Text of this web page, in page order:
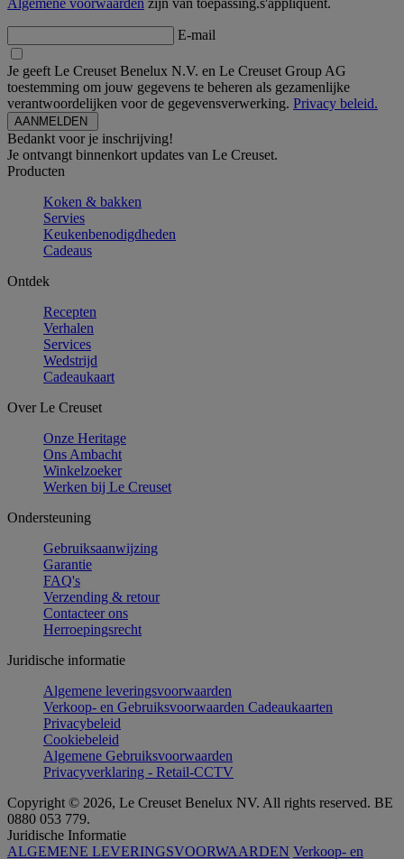
E-mail
Je geeft Le Creuset Benelux N.V. en Le Creuset Group AG
toestemming om jouw gegevens te beheren als gezamenlijke
verantwoordelijken voor de gegevensverwerking. Privacy beleid.
Bedankt voor je inschrijving!
Je ontvangt binnenkort updates van Le Creuset.
Producten
Koken & bakken
Servies
Keukenbenodigdheden
Cadeaus
Ontdek
Recepten
Verhalen
Services
Wedstrijd
Cadeaukaart
Over Le Creuset
Onze Heritage
Ons Ambacht
Winkelzoeker
Werken bij Le Creuset
Ondersteuning
Gebruiksaanwijzing
Garantie
FAQ's
Verzending & retour
Contacteer ons
Herroepingsrecht
Juridische informatie
Algemene leveringsvoorwaarden
Verkoop- en Gebruiksvoorwaarden Cadeaukaarten
Privacybeleid
Cookiebeleid
Algemene Gebruiksvoorwaarden
Privacyverklaring - Retail-CCTV
Copyright © 2026, Le Creuset Benelux NV. All rights reserved. BE
0880 053 779.
Juridische Informatie
ALGEMENE LEVERINGSVOORWAARDEN Verkoop- en